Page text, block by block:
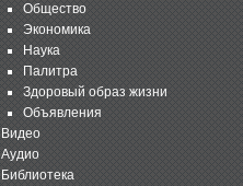
Общество
Экономика
Наука
Палитра
Здоровый образ жизни
Объявления
Видео
Аудио
Библиотека